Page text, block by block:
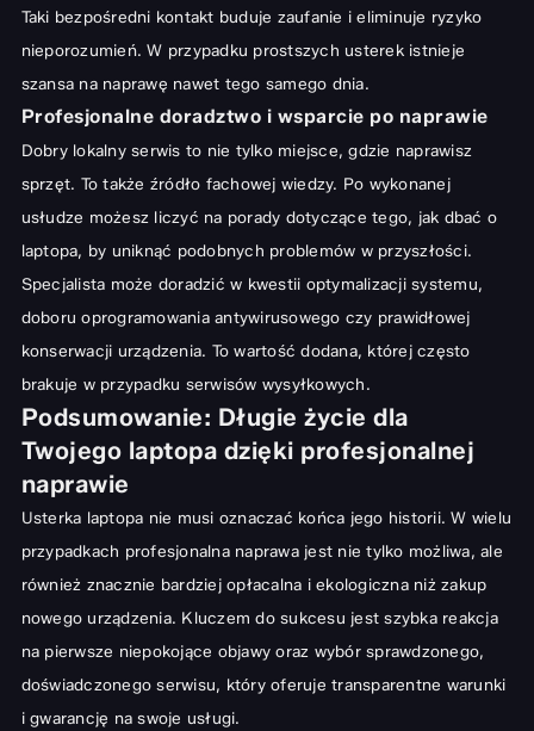
Taki bezpośredni kontakt buduje zaufanie i eliminuje ryzyko
nieporozumień. W przypadku prostszych usterek istnieje
szansa na naprawę nawet tego samego dnia.
Profesjonalne doradztwo i wsparcie po naprawie
Dobry lokalny serwis to nie tylko miejsce, gdzie naprawisz
sprzęt. To także źródło fachowej wiedzy. Po wykonanej
usłudze możesz liczyć na porady dotyczące tego, jak dbać o
laptopa, by uniknąć podobnych problemów w przyszłości.
Specjalista może doradzić w kwestii optymalizacji systemu,
doboru oprogramowania antywirusowego czy prawidłowej
konserwacji urządzenia. To wartość dodana, której często
brakuje w przypadku serwisów wysyłkowych.
Podsumowanie: Długie życie dla
Twojego laptopa dzięki profesjonalnej
naprawie
Usterka laptopa nie musi oznaczać końca jego historii. W wielu
przypadkach profesjonalna naprawa jest nie tylko możliwa, ale
również znacznie bardziej opłacalna i ekologiczna niż zakup
nowego urządzenia. Kluczem do sukcesu jest szybka reakcja
na pierwsze niepokojące objawy oraz wybór sprawdzonego,
doświadczonego serwisu, który oferuje transparentne warunki
i gwarancję na swoje usługi.